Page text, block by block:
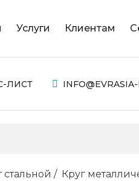
Услуги Клиентам
ЛИСТ
стальной Круг